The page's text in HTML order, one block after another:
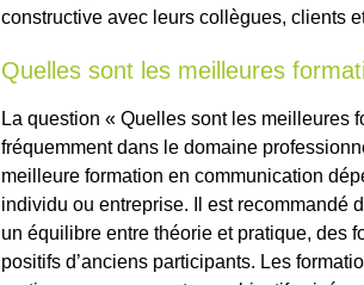
constructive avec leurs collègues, clients
Quelles sont les meilleures
La question « Quelles sont les meilleures
fréquemment dans le domaine
meilleure formation en communication
individu ou entreprise. Il est recommandé
un équilibre entre théorie et pratique, des
positifs d’anciens participants. Les